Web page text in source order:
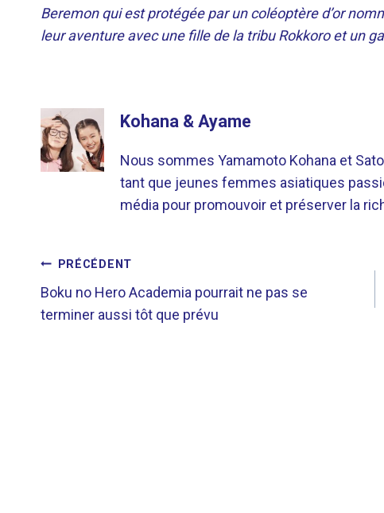
Beremon qui est protégée par un coléoptère d’or
leur aventure avec une fille de la tribu Rokkoro et un
Kohana & Ayame
Nous sommes Yamamoto Kohana et
tant que jeunes femmes asiatiques
média pour promouvoir et préserver la
NAVIGATION
DE
PRÉCÉDENT
Boku no Hero Academia pourrait ne pas se
terminer aussi tôt que prévu